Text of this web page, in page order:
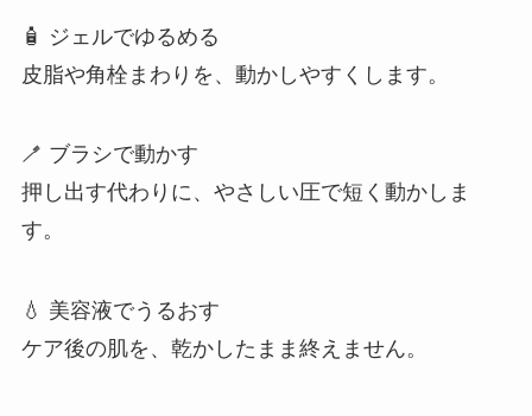
🧴 ジェルでゆるめる
皮脂や角栓まわりを、動かしやすくします。
🪥 ブラシで動かす
押し出す代わりに、やさしい圧で短く動かしま
す。
💧 美容液でうるおす
ケア後の肌を、乾かしたまま終えません。